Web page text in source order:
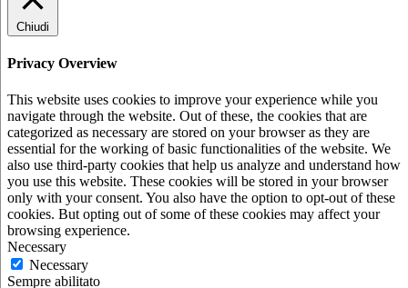
Chiudi
Privacy Overview
This website uses cookies to improve your experience while you
navigate through the website. Out of these, the cookies that are
categorized as necessary are stored on your browser as they are
essential for the working of basic functionalities of the website. We
also use third-party cookies that help us analyze and understand how
you use this website. These cookies will be stored in your browser
only with your consent. You also have the option to opt-out of these
cookies. But opting out of some of these cookies may affect your
browsing experience.
Necessary
Necessary
Sempre abilitato